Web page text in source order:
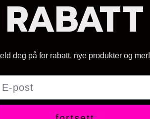
RABATT
deg på for rabatt, nye produkter og mer!
post